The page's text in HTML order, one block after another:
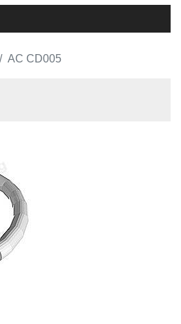
AC CD005